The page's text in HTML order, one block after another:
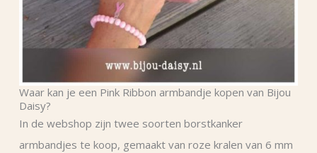
Waar kan je een Pink Ribbon armbandje kopen van Bijou
Daisy?
In de webshop zijn twee soorten borstkanker
armbandjes te koop, gemaakt van roze kralen van 6 mm